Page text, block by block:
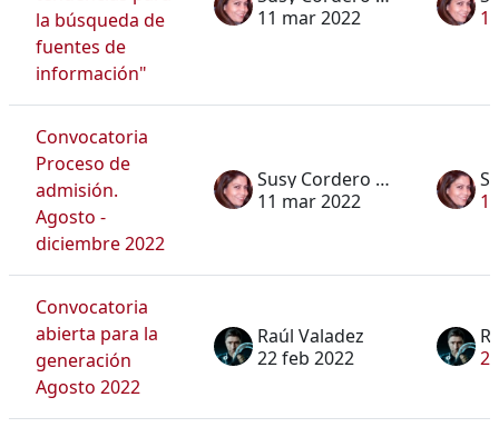
la búsqueda de
fuentes de
información"
11 mar 2022
Convocatoria
Proceso de
admisión.
Agosto -
diciembre 2022
Susy Cordero Dávila
11 mar 2022
Convocatoria
abierta para la
generación
Agosto 2022
Raúl Valadez
22 feb 2022